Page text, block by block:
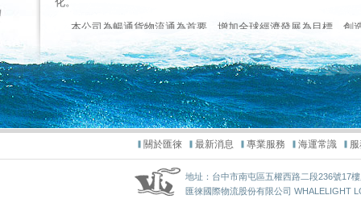
關於匯徠 最新消息 專業服務 海運常識
地址：台中市南屯區五權西路二段236號17
匯徠國際物流股份有限公司 WHALELIGHT